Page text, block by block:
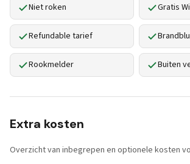
Niet roken Gratis
Refundable tarief
Rookmelder Buiten
Extra kosten
Overzicht van inbegrepen en optionele kosten